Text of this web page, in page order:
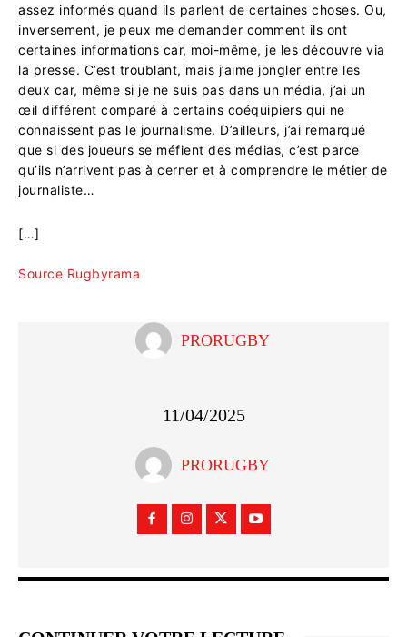
assez informés quand ils parlent de certaines choses. Ou,
inversement, je peux me demander comment ils ont
certaines informations car, moi-même, je les découvre via
la presse. C’est troublant, mais j’aime jongler entre les
deux car, même si je ne suis pas dans un média, j’ai un
œil différent comparé à certains coéquipiers qui ne
connaissent pas le journalisme. D’ailleurs, j’ai remarqué
que si des joueurs se méfient des médias, c’est parce
qu’ils n’arrivent pas à cerner et à comprendre le métier de
journaliste…
[…]
Source Rugbyrama
PRORUGBY
11/04/2025
PRORUGBY